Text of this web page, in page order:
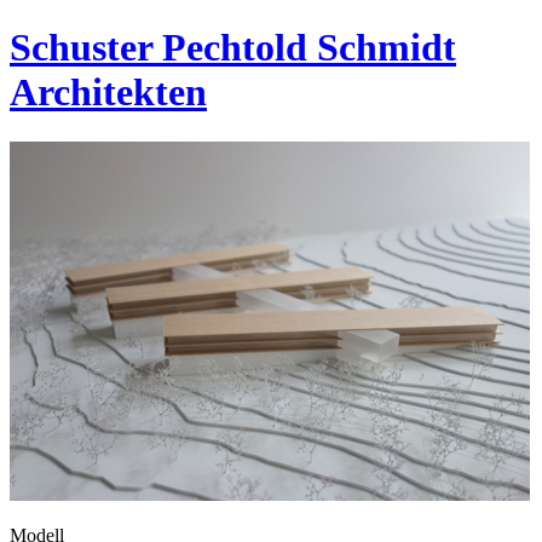
Schuster Pechtold Schmidt
Architekten
Modell